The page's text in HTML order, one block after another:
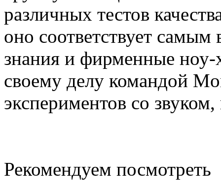
различных тестов
оно соответствует
знания и фирменные ноу-
своему делу командой
экспериментов со
Рекомендуем посмотреть